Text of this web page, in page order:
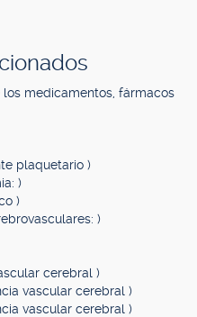
medicamentos, fármacos
plaquetario )
)
)
)
cerebral )
vascular cerebral )
vascular cerebral )